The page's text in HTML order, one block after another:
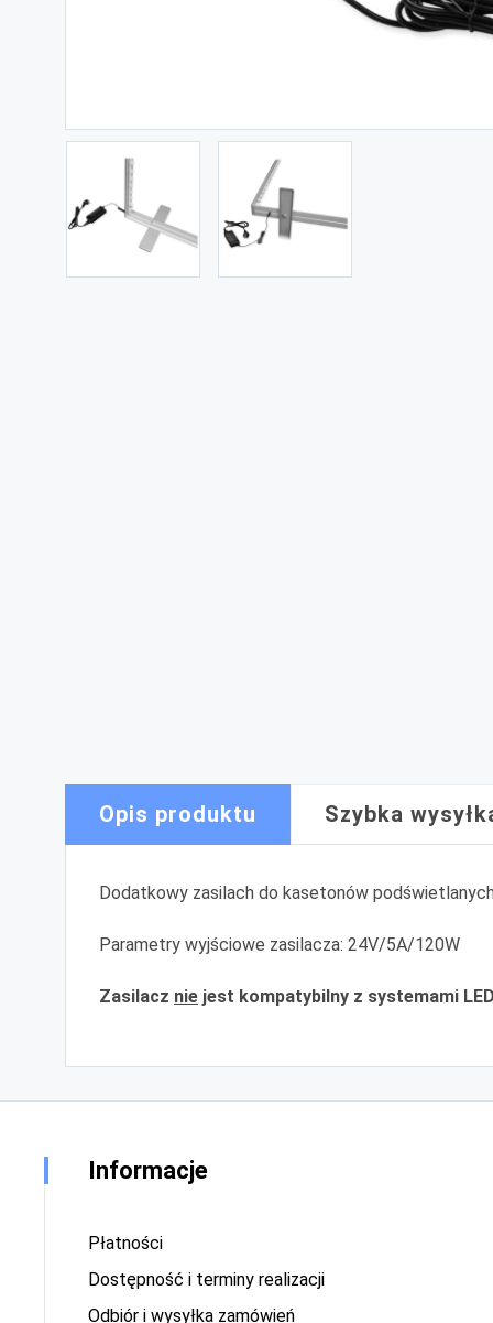
Opis produktu Szybka
Dodatkowy zasilach do kasetonów
Parametry wyjściowe zasilacza: 24V/5A/120W
Zasilacz nie jest kompatybilny z systemami
Informacje
Płatności
Dostępność i terminy realizacji
Odbiór i wysyłka zamówień